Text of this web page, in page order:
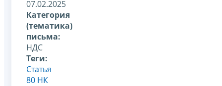
07.02.2025
Категория
(тематика)
письма:
НДС
Теги:
Статья
80 НК